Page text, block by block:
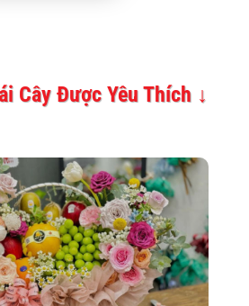
Cây Được Yêu Thích ↓